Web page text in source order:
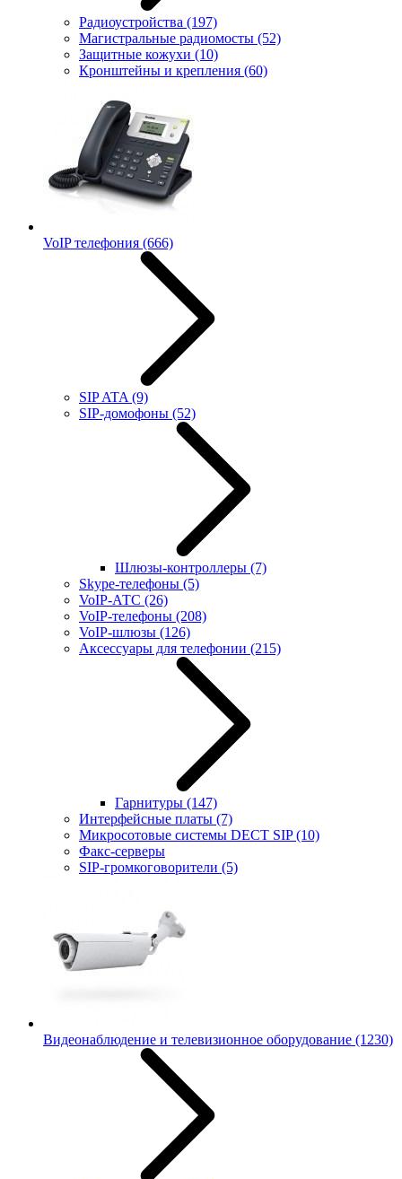
Радиоустройства (197)
Магистральные радиомосты (52)
Защитные кожухи (10)
Кронштейны и крепления (60)
VoIP телефония (666)
SIP ATA (9)
SIP-домофоны (52)
Шлюзы-контроллеры (7)
Skype-телефоны (5)
VoIP-АТС (26)
VoIP-телефоны (208)
VoIP-шлюзы (126)
Аксессуары для телефонии (215)
Гарнитуры (147)
Интерфейсные платы (7)
Микросотовые системы DECT SIP(10)
Факс-серверы
SIP-громкоговорители (5)
Видеонаблюдение и телевизионное оборудование (1230)